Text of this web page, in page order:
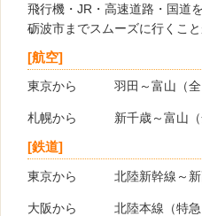
飛行機・JR・高速道路・国道
砺波市までスムーズに行くこと
[航空]
東京から 羽田～富山（全
札幌から 新千歳～富山（
[鉄道]
東京から 北陸新幹線～新
大阪から 北陸本線（特急